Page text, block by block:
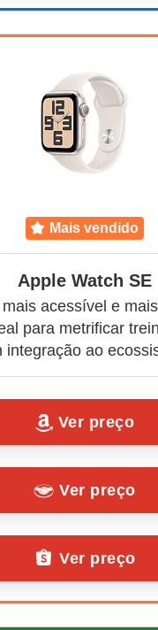
mais vendido
Apple Watch SE
acessível e
para metrificar
integração ao
Ver preço
Ver preço
Ver preço